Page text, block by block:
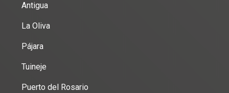
Antigua
La Oliva
Pájara
Tuineje
Puerto del Rosario